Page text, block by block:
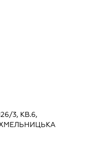
3, КВ.6,